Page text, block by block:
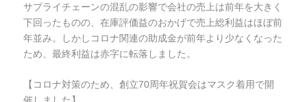
サプライチェーンの混乱の影響で会社の売上は前年を大きく
下回ったものの、在庫評価益のおかげで売上総利益はほぼ前
年並み。しかしコロナ関連の助成金が前年より少なくなった
ため、最終利益は赤字に転落しました。
【コロナ対策のため、創立70周年祝賀会はマスク着用で開